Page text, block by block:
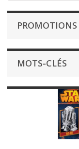
PROMOTIONS
MOTS-CLÉS